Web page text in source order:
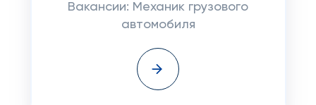
Вакансии: Механик грузового
автомобиля